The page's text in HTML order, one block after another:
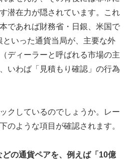
潜在力が隠されています。これ
であれば財務省・日銀、米国で
いった通貨当局が、主要な外
ディーラーと呼ばれる市場の主
いわば「見積もり確認」の行為
クしているのでしょうか。レー
のような項目が確認されます。
の通貨ペアを、例えば「10億